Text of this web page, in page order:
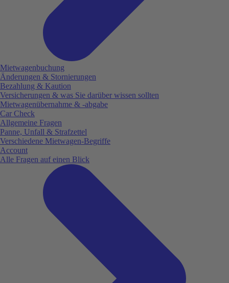
Mietwagenbuchung
Änderungen & Stornierungen
Bezahlung & Kaution
Versicherungen & was Sie darüber wissen sollten
Mietwagenübernahme & -abgabe
Car Check
Allgemeine Fragen
Panne, Unfall & Strafzettel
Verschiedene Mietwagen-Begriffe
Account
Alle Fragen auf einen Blick